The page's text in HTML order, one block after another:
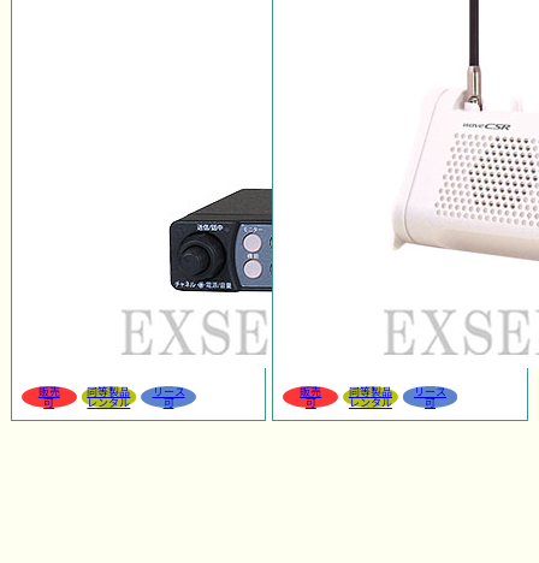
販売
可
同等製品
レンタル
リース
可
販売
可
同等製品
レンタル
リース
可